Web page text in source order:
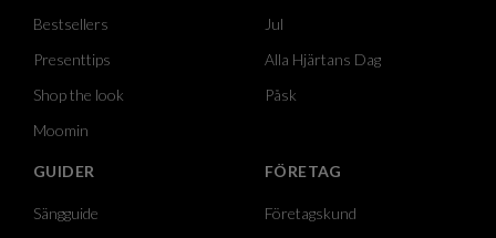
Bestsellers
Presenttips
Shop the look
Moomin
Jul
Alla Hjärtans Dag
Påsk
GUIDER
Sängguide
FÖRETAG
Företagskund